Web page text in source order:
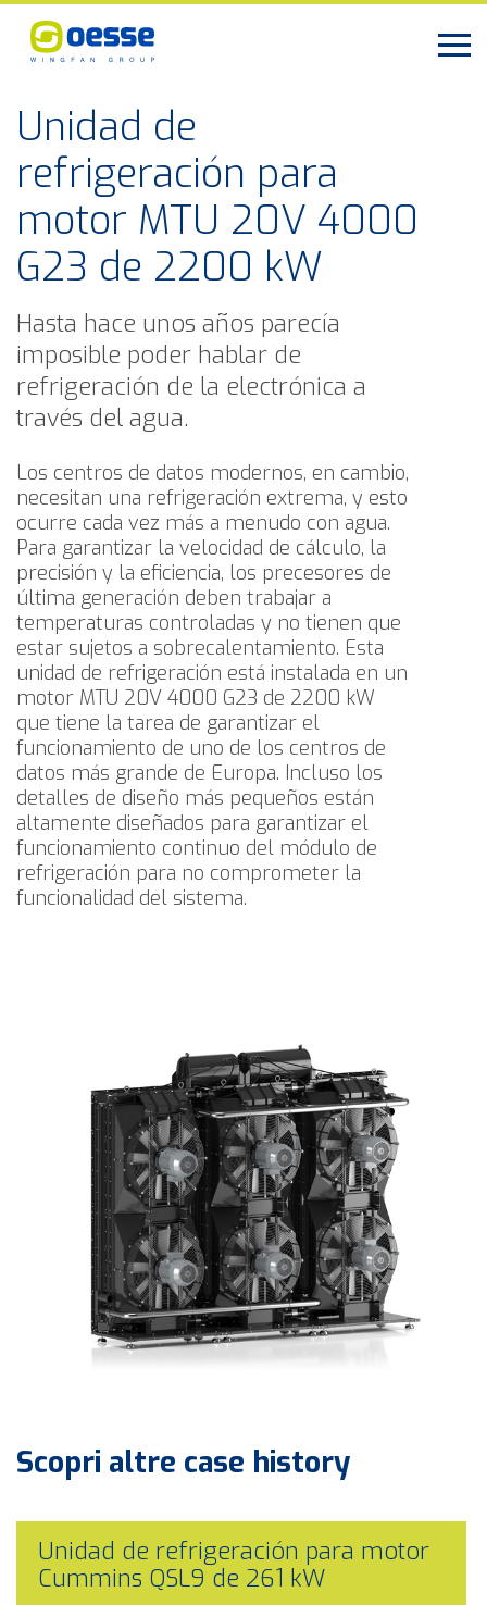
Unidad de
refrigeración para
motor MTU 20V 4000
G23 de 2200 kW
Hasta hace unos años parecía
imposible poder hablar de
refrigeración de la electrónica a
través del agua.
Los centros de datos modernos, en cambio,
necesitan una refrigeración extrema, y esto
ocurre cada vez más a menudo con agua.
Para garantizar la velocidad de cálculo, la
precisión y la eficiencia, los precesores de
última generación deben trabajar a
temperaturas controladas y no tienen que
estar sujetos a sobrecalentamiento. Esta
unidad de refrigeración está instalada en un
motor MTU 20V 4000 G23 de 2200 kW
que tiene la tarea de garantizar el
funcionamiento de uno de los centros de
datos más grande de Europa. Incluso los
detalles de diseño más pequeños están
altamente diseñados para garantizar el
funcionamiento continuo del módulo de
refrigeración para no comprometer la
funcionalidad del sistema.
Scopri altre case history
Unidad de refrigeración para motor
Cummins QSL9 de 261 kW